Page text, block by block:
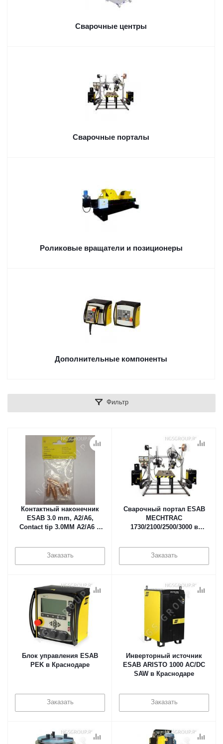
Сварочные центры
Сварочные порталы
Роликовые вращатели и позиционеры
Дополнительные компоненты
Фильтр
Контактный наконечник
ESAB 3.0 mm, A2/A6,
Contact tip 3.0MM A2/A6 в
Заказать
Сварочный портал ESAB
MECHTRAC
1730/2100/2500/3000 в
Заказать
Блок управления ESAB
PEK в Краснодаре
Заказать
Инверторный источник
ESAB ARISTO 1000 AC/DC
SAW в Краснодаре
Заказать